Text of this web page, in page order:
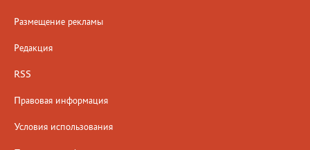
Размещение рекламы
Редакция
RSS
Правовая информация
Условия использования